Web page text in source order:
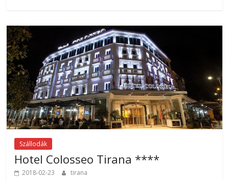
Szállodák
Hotel Colosseo Tirana ****
2018-02-23 tirana